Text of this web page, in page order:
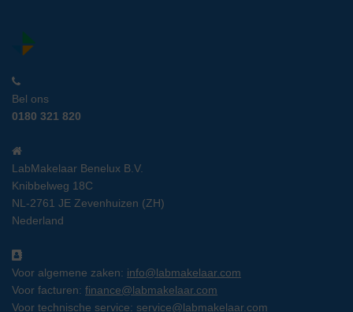
Bel ons
0180 321 820
LabMakelaar Benelux B.V.
Knibbelweg 18C
NL-2761 JE Zevenhuizen (ZH)
Nederland
Voor algemene zaken: info@labmakelaar.com
Voor facturen: finance@labmakelaar.com
Voor technische service: service@labmakelaar.com